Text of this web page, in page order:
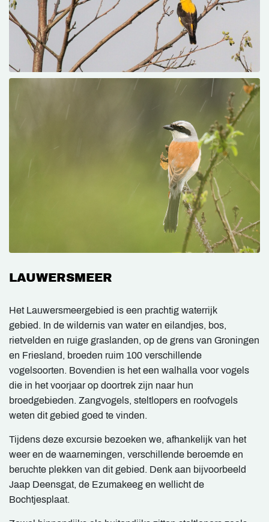
LAUWERSMEER
Het Lauwersmeergebied is een prachtig waterrijk
gebied. In de wildernis van water en eilandjes, bos,
rietvelden en ruige graslanden, op de grens van Groningen
en Friesland, broeden ruim 100 verschillende
vogelsoorten. Bovendien is het een walhalla voor vogels
die in het voorjaar op doortrek zijn naar hun
broedgebieden. Zangvogels, steltlopers en roofvogels
weten dit gebied goed te vinden.
Tijdens deze excursie bezoeken we, afhankelijk van het
weer en de waarnemingen, verschillende beroemde en
beruchte plekken van dit gebied. Denk aan bijvoorbeeld
Jaap Deensgat, de Ezumakeeg en wellicht de
Bochtjesplaat.